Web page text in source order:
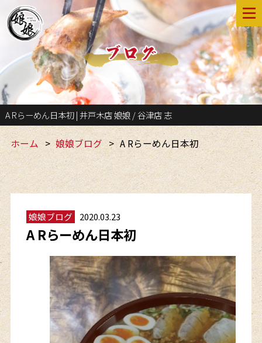
A Rらーめん日本初 | 井戸木店 娘娘 / 谷津店 志
ホーム 娘娘ブログ A Rらーめん日本初
娘娘ブログ 2020.03.23
A Rらーめん日本初